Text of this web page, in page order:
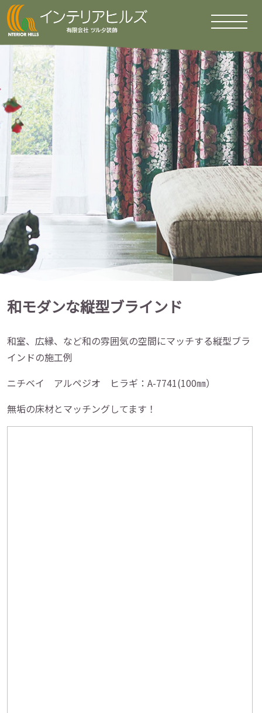
和モダンな縦型ブラインド
和室、広縁、など和の雰囲気の空間にマッチする縦型ブラ
インドの施工例
ニチベイ アルペジオ ヒラギ：A-7741(100㎜）
無垢の床材とマッチングしてます！